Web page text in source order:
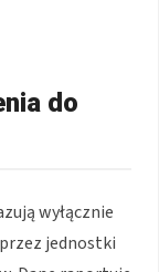
do
wyłącznie
jednostki